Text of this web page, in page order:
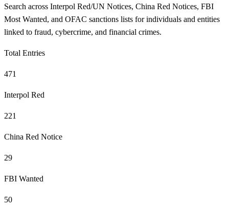
Search across Interpol Red/UN Notices, China Red Notices, FBI
Most Wanted, and OFAC sanctions lists for individuals and entities
linked to fraud, cybercrime, and financial crimes.
Total Entries
471
Interpol Red
221
China Red Notice
29
FBI Wanted
50